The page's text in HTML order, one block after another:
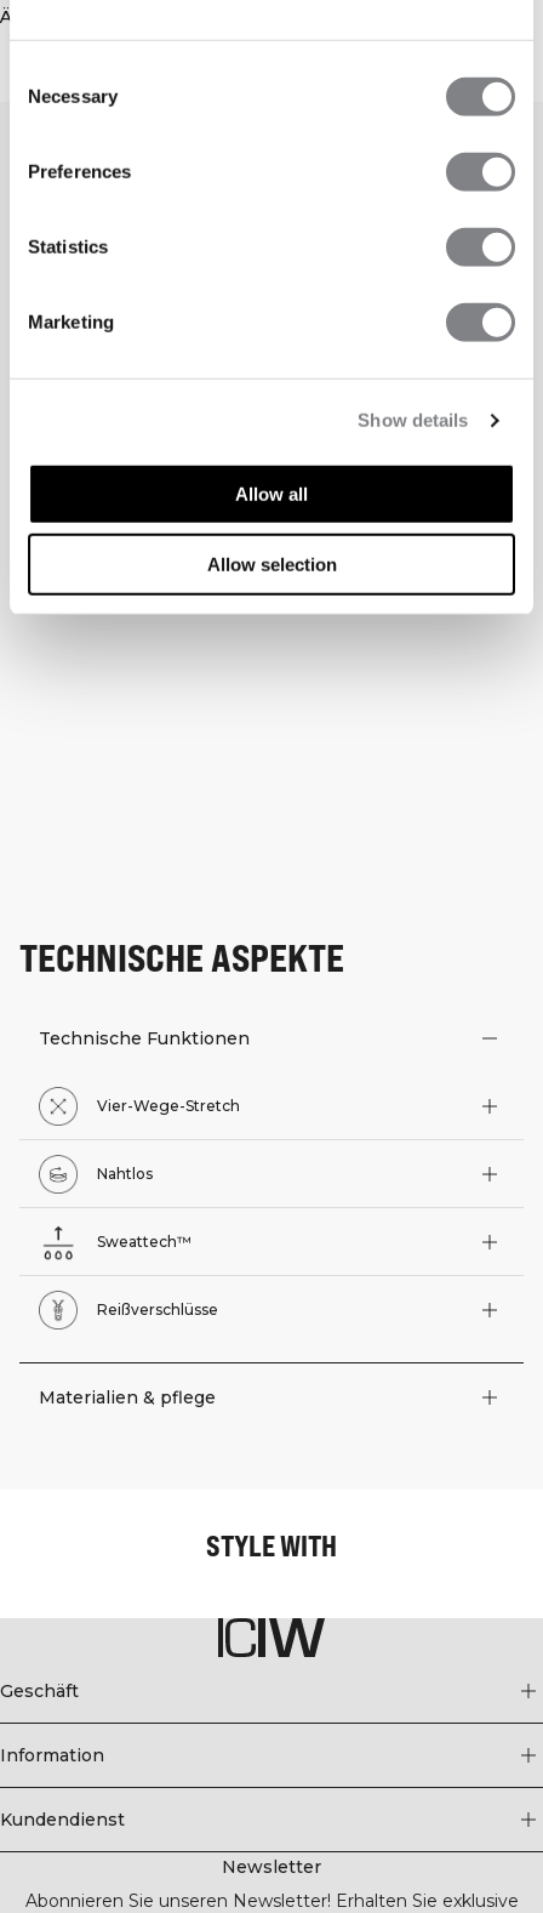
Selection
Necessary
Preferences
Statistics
Marketing
Show details
Allow all
Allow selection
Ähnliche Produkte
TECHNISCHE ASPEKTE
Technische Funktionen
Vier-Wege-Stretch
Nahtlos
Sweattech™
Reißverschlüsse
Materialien & pflege
STYLE WITH
Geschäft
Information
Kundendienst
Newsletter
Abonnieren Sie unseren Newsletter! Erhalten Sie exklusive